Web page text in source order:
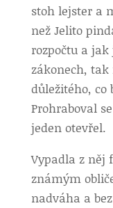
stoh lejster a
než Jelito
rozpočtu a
zákonech,
důležitého, co
Prohraboval
jeden otevřel.
Vypadla z něj
známým
nadváha a